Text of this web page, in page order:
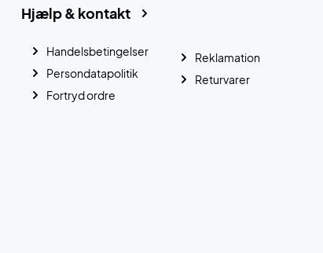
Hjælp & kontakt
Handelsbetingelser
Persondatapolitik
Fortryd ordre
Reklamation
Returvarer